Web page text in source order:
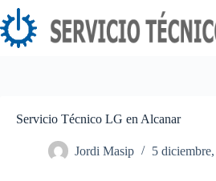
Saltar
al
contenido
Servicio Técnico LG en Alcanar
Jordi Masip 5